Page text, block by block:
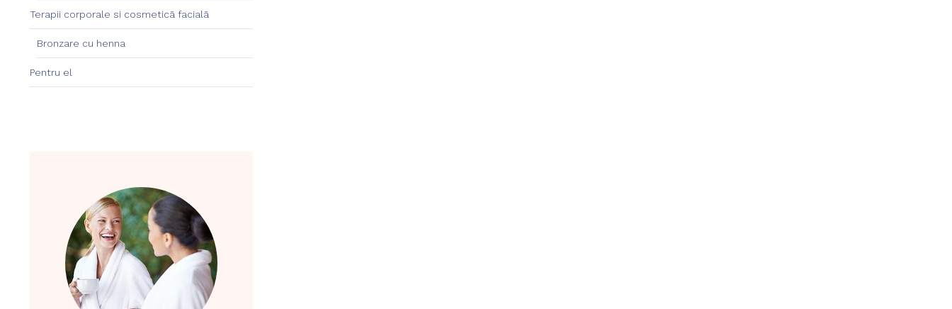
Terapii corporale si cosmeticā facialā
Bronzare cu henna
Pentru el